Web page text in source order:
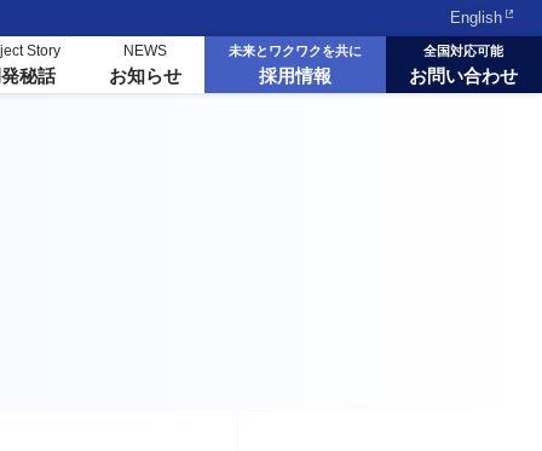
English
Story
秘話
NEWS
お知らせ
未来とワクワクを共に
採用情報
全国対応可能
お問い合わせ